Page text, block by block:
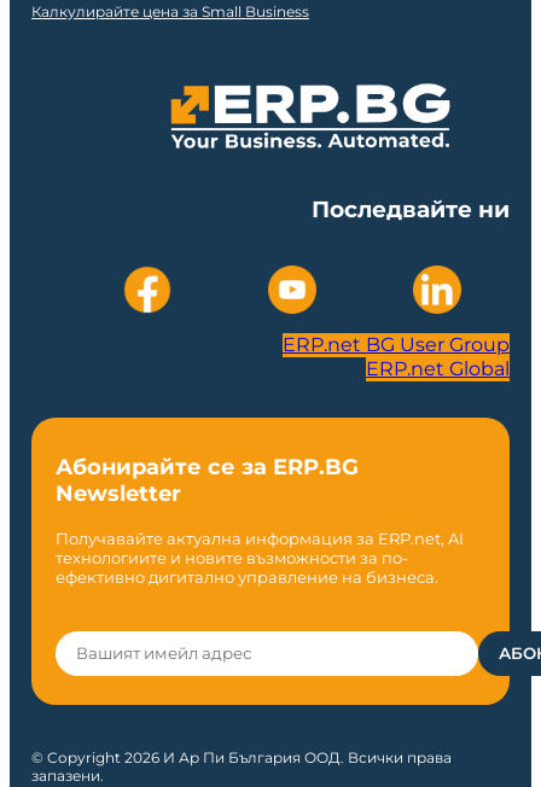
Калкулирайте цена за Small Business
Последвайте ни
ERP.net BG User Group
ERP.net Global
Абонирайте се за ERP.BG
Newsletter
Получавайте актуална информация за ERP.net, AI
технологиите и новите възможности за по-
ефективно дигитално управление на бизнеса.
© Copyright 2026 И Ар Пи България ООД. Всички права
запазени.